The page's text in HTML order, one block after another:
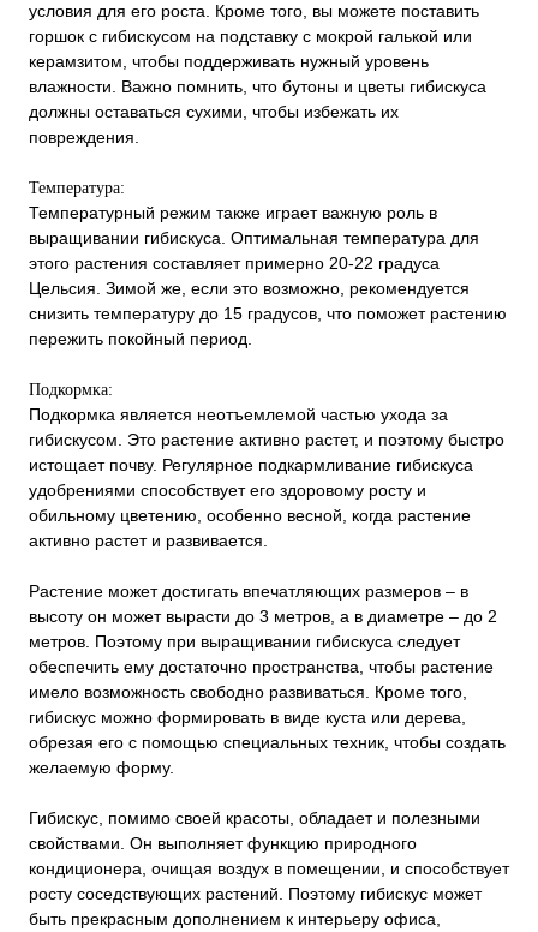
условия для его роста. Кроме того, вы можете поставить
горшок с гибискусом на подставку с мокрой галькой или
керамзитом, чтобы поддерживать нужный уровень
влажности. Важно помнить, что бутоны и цветы гибискуса
должны оставаться сухими, чтобы избежать их
повреждения.
Температура:
Температурный режим также играет важную роль в
выращивании гибискуса. Оптимальная температура для
этого растения составляет примерно 20-22 градуса
Цельсия. Зимой же, если это возможно, рекомендуется
снизить температуру до 15 градусов, что поможет растению
пережить покойный период.
Подкормка:
Подкормка является неотъемлемой частью ухода за
гибискусом. Это растение активно растет, и поэтому быстро
истощает почву. Регулярное подкармливание гибискуса
удобрениями способствует его здоровому росту и
обильному цветению, особенно весной, когда растение
активно растет и развивается.
Растение может достигать впечатляющих размеров – в
высоту он может вырасти до 3 метров, а в диаметре – до 2
метров. Поэтому при выращивании гибискуса следует
обеспечить ему достаточно пространства, чтобы растение
имело возможность свободно развиваться. Кроме того,
гибискус можно формировать в виде куста или дерева,
обрезая его с помощью специальных техник, чтобы создать
желаемую форму.
Гибискус, помимо своей красоты, обладает и полезными
свойствами. Он выполняет функцию природного
кондиционера, очищая воздух в помещении, и способствует
росту соседствующих растений. Поэтому гибискус может
быть прекрасным дополнением к интерьеру офиса,